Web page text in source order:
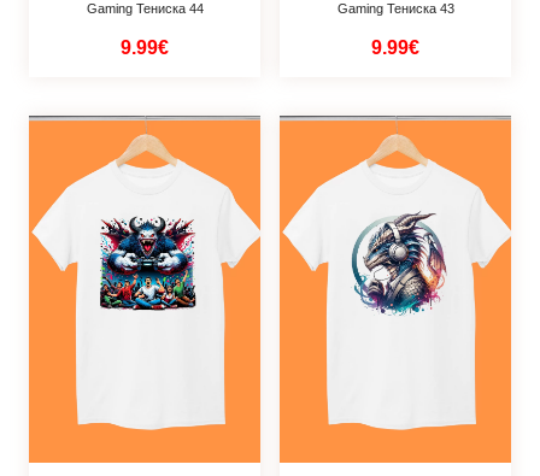
Gaming Тениска 44
9.99€
Gaming Тениска 43
9.99€